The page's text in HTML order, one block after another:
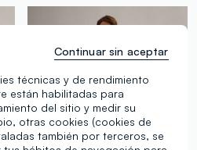
técnicas y de rendimiento
están habilitadas para
del sitio y medir su
otras cookies (cookies de
también por terceros, se
Continuar sin aceptar